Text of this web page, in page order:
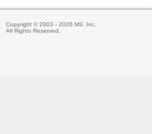
Copyright © 2003 - 2026 M3, Inc.
All Rights Reserved.